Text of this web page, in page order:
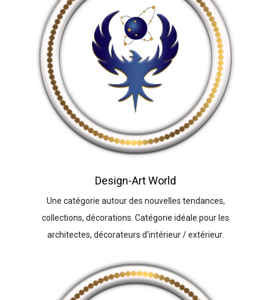
Design-Art World
Une catégorie autour des nouvelles tendances,
collections, décorations. Catégorie idéale pour les
architectes, décorateurs d'intérieur / extérieur.